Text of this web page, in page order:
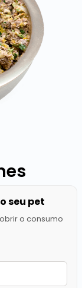
seu pet
o consumo